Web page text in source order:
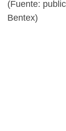
(Fuente:
Bentex)